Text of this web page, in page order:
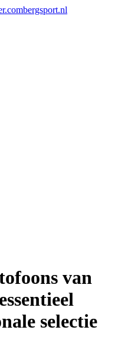
bergsport.nl
van
selectie